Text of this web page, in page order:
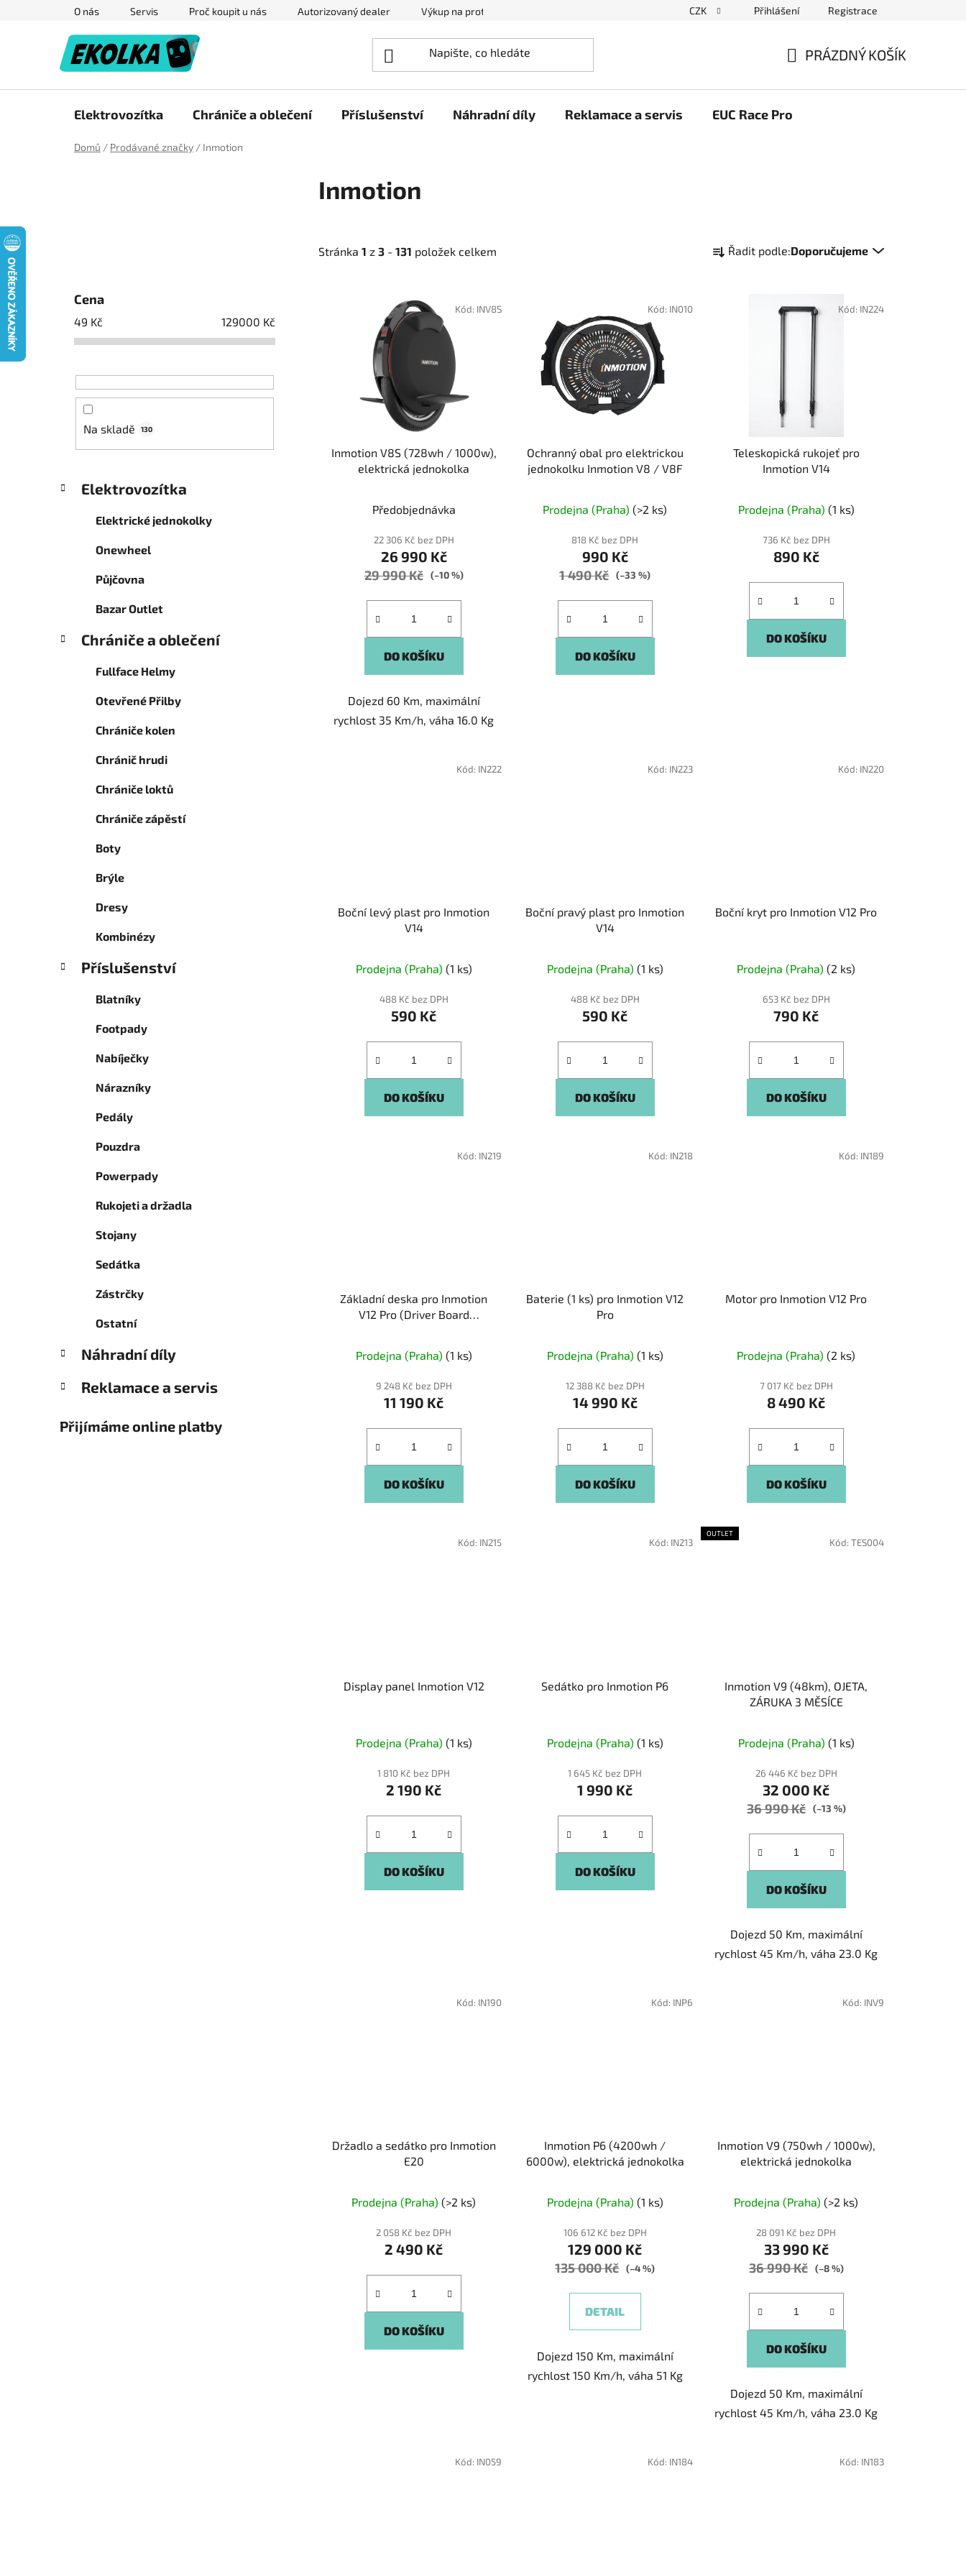
O nás Servis Proč koupit u nás Autorizovaný dealer Výkup na protiúčet Blog elektrovozítka Obchodní podmínky
CZK Přihlášení Registrace
PRÁZDNÝ KOŠÍK
Elektrovozítka Chrániče a oblečení Příslušenství Náhradní díly Reklamace a servis EUC Race Pro
Domů / Prodávané značky / Inmotion
Cena
49 Kč 129000 Kč
Na skladě 130
kategorie
a
Elektrovozítka
Elektrické jednokolky
Onewheel
Půjčovna
Bazar Outlet
Chrániče a oblečení
Fullface Helmy
Otevřené Přilby
Chrániče kolen
Chránič hrudi
Chrániče loktů
Chrániče zápěstí
Boty
Brýle
Dresy
Kombinézy
Příslušenství
Blatníky
Footpady
Nabíječky
Nárazníky
Pedály
Pouzdra
Powerpady
Rukojeti a držadla
Stojany
Sedátka
Zástrčky
Ostatní
Náhradní díly
Reklamace a servis
Přijímáme online platby
Inmotion
Stránka 1 z 3 - 131 položek celkem
a Řadit podle:Doporučujeme
Inmotion V8S (728wh / 1000w),
elektrická jednokolka
hodnocení
produktu
je
5,0
5
Předobjednávka
22 306 Kč bez DPH
26 990 Kč
29 990 Kč (–10 %)
DO KOŠÍKU
Dojezd 60 Km, maximální
rychlost 35 Km/h, váha 16.0 Kg
Kód: INV8S
Ochranný obal pro elektrickou
jednokolku Inmotion V8 / V8F
hodnocení
produktu
je
5,0
5
Prodejna (Praha)(>2 ks)
818 Kč bez DPH
990 Kč
1 490 Kč (–33 %)
DO KOŠÍKU
Kód: IN010
Teleskopická rukojeť pro
Inmotion V14
Prodejna (Praha) (1 ks)
736 Kč bez DPH
890 Kč
DO KOŠÍKU
Kód: IN224
Boční levý plast pro Inmotion
V14
Prodejna (Praha) (1 ks)
488 Kč bez DPH
590 Kč
DO KOŠÍKU
Kód: IN222
Boční pravý plast pro Inmotion
V14
Prodejna (Praha) (1 ks)
488 Kč bez DPH
590 Kč
DO KOŠÍKU
Kód: IN223
Boční kryt pro Inmotion V12 Pro
Prodejna (Praha)(2 ks)
653 Kč bez DPH
790 Kč
DO KOŠÍKU
Kód: IN220
Základní deska pro Inmotion
V12 Pro (Driver Board
Prodejna (Praha) (1 ks)
9 248 Kč bez DPH
11 190 Kč
DO KOŠÍKU
Kód: IN219
Baterie (1 ks) pro Inmotion V12
Pro
Prodejna (Praha) (1 ks)
12 388 Kč bez DPH
14 990 Kč
DO KOŠÍKU
Kód: IN218
Motor pro Inmotion V12 Pro
Prodejna (Praha)(2 ks)
7 017 Kč bez DPH
8 490 Kč
DO KOŠÍKU
Kód: IN189
Display panel Inmotion V12
Prodejna (Praha) (1 ks)
1 810 Kč bez DPH
2 190 Kč
DO KOŠÍKU
Kód: IN215
Sedátko pro Inmotion P6
Prodejna (Praha) (1 ks)
1 645 Kč bez DPH
1 990 Kč
DO KOŠÍKU
Kód: IN213
OUTLET
Inmotion V9 (48km), OJETA,
ZÁRUKA 3 MĚSÍCE
Prodejna (Praha) (1 ks)
26 446 Kč bez DPH
32 000 Kč
36 990 Kč (–13 %)
DO KOŠÍKU
Dojezd 50 Km, maximální
rychlost 45 Km/h, váha 23.0 Kg
Kód: TES004
Držadlo a sedátko pro Inmotion
E20
Prodejna (Praha)(>2 ks)
2 058 Kč bez DPH
2 490 Kč
DO KOŠÍKU
Kód: IN190
Inmotion P6 (4200wh /
6000w), elektrická jednokolka
Prodejna (Praha) (1 ks)
106 612 Kč bez DPH
129 000 Kč
135 000 Kč (–4 %)
DETAIL
Dojezd 150 Km, maximální
rychlost 150 Km/h, váha 51 Kg
Kód: INP6
Inmotion V9 (750wh / 1000w),
elektrická jednokolka
Prodejna (Praha)(>2 ks)
28 091 Kč bez DPH
33 990 Kč
36 990 Kč (–8 %)
DO KOŠÍKU
Dojezd 50 Km, maximální
rychlost 45 Km/h, váha 23.0 Kg
Kód: INV9
Kód: IN059 Kód: IN184 Kód: IN183